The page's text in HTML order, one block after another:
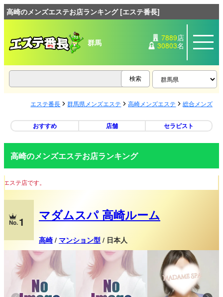
高崎のメンズエステお店ランキング [エステ番長]
群馬 7889店
30803名
エステ番長 群馬県メンズエステ 高崎メンズエステ 総合メンズエ
おすすめ 店舗 セラピスト
高崎のメンズエステお店ランキング
1 マダムスパ 高崎ルーム
高崎 / マンション型 / 日本人